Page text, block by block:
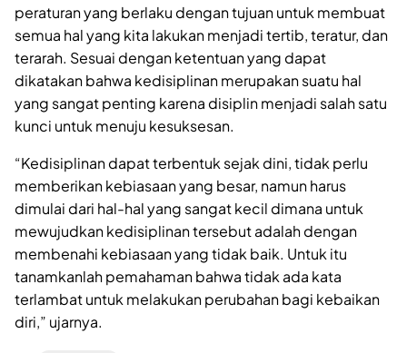
peraturan yang berlaku dengan tujuan untuk membuat
semua hal yang kita lakukan menjadi tertib, teratur, dan
terarah. Sesuai dengan ketentuan yang dapat
dikatakan bahwa kedisiplinan merupakan suatu hal
yang sangat penting karena disiplin menjadi salah satu
kunci untuk menuju kesuksesan.
“Kedisiplinan dapat terbentuk sejak dini, tidak perlu
memberikan kebiasaan yang besar, namun harus
dimulai dari hal-hal yang sangat kecil dimana untuk
mewujudkan kedisiplinan tersebut adalah dengan
membenahi kebiasaan yang tidak baik. Untuk itu
tanamkanlah pemahaman bahwa tidak ada kata
terlambat untuk melakukan perubahan bagi kebaikan
diri,” ujarnya.